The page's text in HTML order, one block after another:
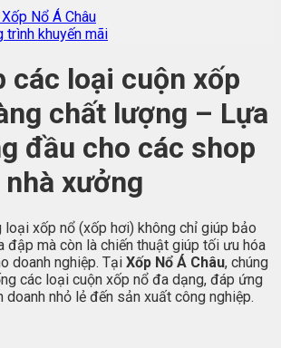
Nổ Á Châu
trình khuyến mãi
các loại cuộn xốp
chất lượng – Lựa
đầu cho các shop
xưởng
loại xốp nổ (xốp hơi) không chỉ giúp bảo
đập mà còn là chiến thuật giúp tối ưu hóa
doanh nghiệp. Tại Xốp Nổ Á Châu, chúng
các loại cuộn xốp nổ đa dạng, đáp ứng
doanh nhỏ lẻ đến sản xuất công nghiệp.